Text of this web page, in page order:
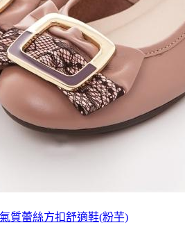
質蕾絲方扣舒適鞋(粉芋)